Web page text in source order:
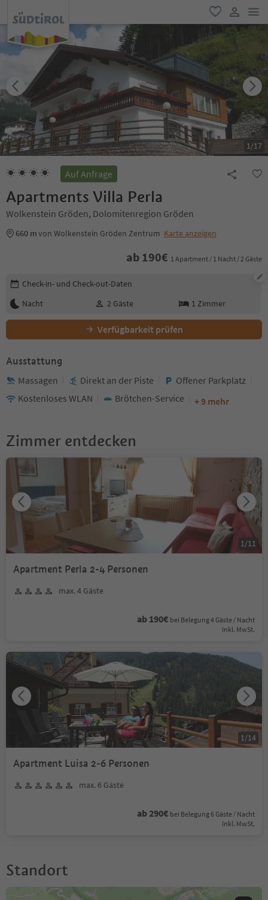
favorit
user link
1/17
Auf Anfrage
Apartments Villa Perla
Wolkenstein Gröden, Dolomitenregion Gröden
660 mvon Wolkenstein Gröden Zentrum Karte anzeigen
ab 190€ 1 Apartment / 1 Nacht / 2 Gäste
Buchungsdetails bearbeiten
Check-in- und Check-out-Daten
Nacht
2 Gäste 1 Zimmer
Verfügbarkeit prüfen
Ausstattung
Massagen Direkt an der Piste
Offener Parkplatz
Kostenloses WLAN
Brötchen-Service + 9 mehr
Zimmer entdecken
Apartment Perla 2-4 Personen
max. 4 Gäste
ab 190€ bei Belegung 4 Gäste / Nacht
Inkl. MwSt.
1/11
Apartment Luisa 2-6 Personen
max. 6 Gäste
ab 290€ bei Belegung 6 Gäste / Nacht
Inkl. MwSt.
1/14
Standort